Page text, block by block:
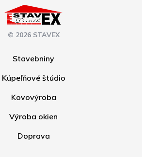
© 2026 STAVEX
Stavebniny
Kúpeľňové štúdio
Kovovýroba
Výroba okien
Doprava